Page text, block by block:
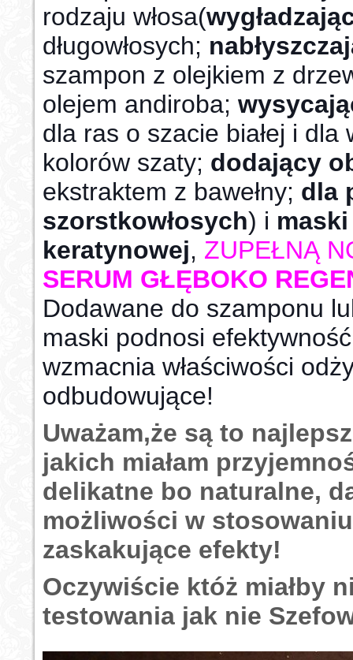
rodzaju włosa(
długowłosych;
szampon z olejkiem z
olejem andiroba;
dla ras o szacie białej i dla
kolorów szaty; dodający
ekstraktem z bawełny; dla
szorstkowłosych) i
keratynowej, ZUPEŁNĄ
SERUM GŁĘBOKO
Dodawane do szamponu
maski podnosi
wzmacnia właściwości
odbudowujące!
Uważam,że są to
jakich miałam
delikatne bo naturalne,
możliwości w
zaskakujące efekty!
Oczywiście któż miałby
testowania jak nie